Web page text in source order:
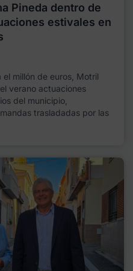
Pineda dentro de
estivales en
millón de euros, Motril
verano actuaciones
del municipio,
trasladadas por las